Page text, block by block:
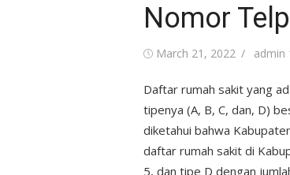
Nomor
Posted
March 21, 2022 Author
admin
Daftar rumah sakit yang
tipenya (A, B, C, dan, D)
diketahui bahwa
daftar rumah sakit di
5, dan tipe D dengan